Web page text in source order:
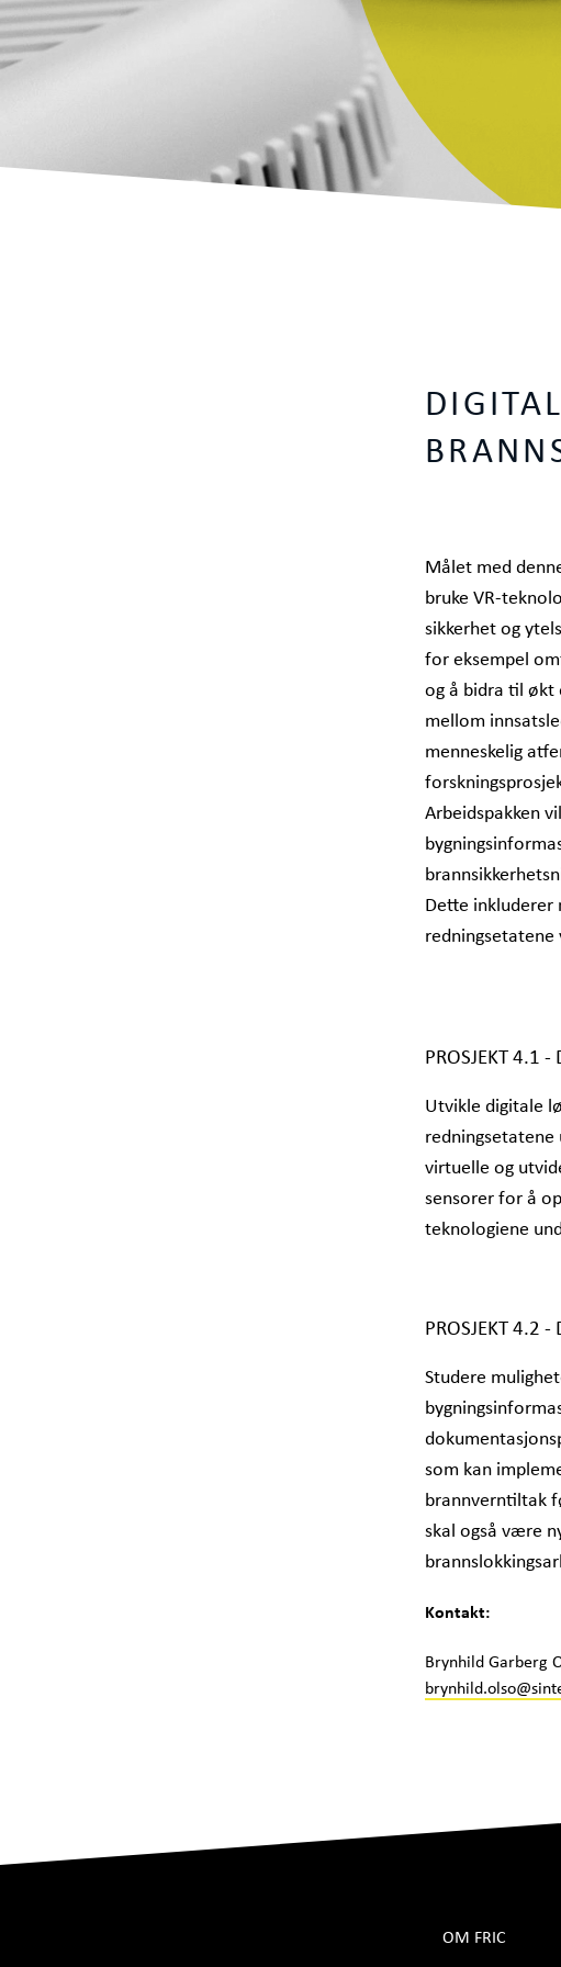
Målet med
bruke VR-
sikkerhet og
for eksempel
og å bidra til økt
mellom
menneskelig
Arbeidspakken
Dette
redningsetatene
PROSJEKT 4.1
Utvikle digitale
virtuelle og
sensorer for å
teknologiene
PROSJEKT 4.2 -
Studere
som kan
brannverntiltak
skal også være
Kontakt:
Brynhild Garberg
OM FRIC